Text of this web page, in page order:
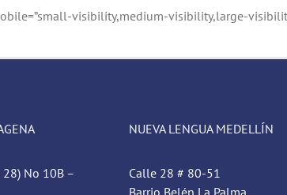
visibility,medium-visibility,large-
No 10B –
NUEVA LENGUA MEDELLÍN
Calle 28 # 80-51
Barrio Belén La Palma,